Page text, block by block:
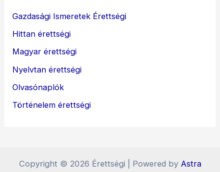
Gazdasági Ismeretek Érettségi
Hittan érettségi
Magyar érettségi
Nyelvtan érettségi
Olvasónaplók
Történelem érettségi
Copyright © 2026 Érettségi | Powered by Astra